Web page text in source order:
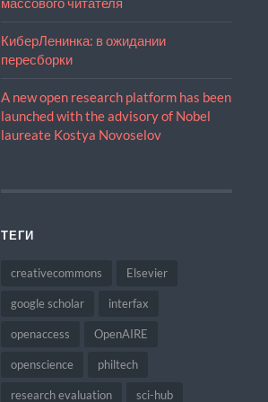
КиберЛенинка: в ожидании
пересборки
A new open research platform has been
launched with the advisory of Nobel
laureate Kostya Novoselov
ТЕГИ
creativecommons Elsevier
google scholar interfax
openaccess OpenAIRE
openscience philtech
research evaluation sci-hub